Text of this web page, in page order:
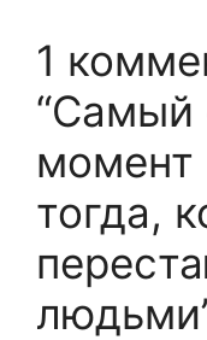
1
“Самый
момент
тогда,